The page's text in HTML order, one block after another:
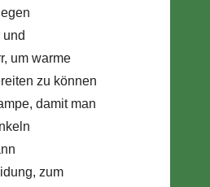
um warme
zu können
damit man
zum